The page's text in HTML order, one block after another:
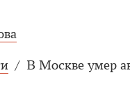
/ В Москве умер